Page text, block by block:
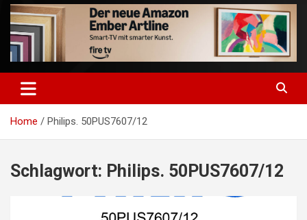
Home Philips. 50PUS7607/12
Schlagwort: Philips. 50PUS7607/12